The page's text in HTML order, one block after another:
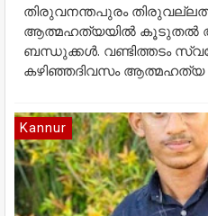
തിരുവനന്തപുരം
ആത്മഹത്യയില്‍ കൂടുതല്‍
ബന്ധുക്കള്‍. വണ്ടിത്തടം
കഴിഞ്ഞദിവസം ആത്മഹത്യ
Kannur